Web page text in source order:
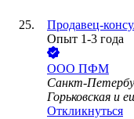
Продавец-
Опыт 1-3 года
ООО ПФМ
Санкт-
Горьковская и
Откликнуться